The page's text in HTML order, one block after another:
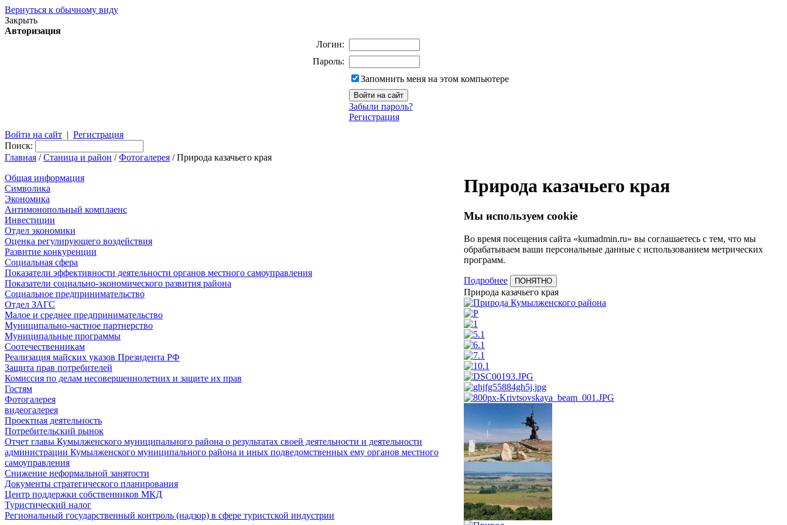
Вернуться к обычному виду
Закрыть
Авторизация
Логин:
Пароль:
Запомнить меня на этом компьютере
Забыли пароль?
Регистрация
Войти на сайт | Регистрация
Поиск:
Главная /Станица и район /Фотогалерея / Природа казачьего края
Общая информация
Символика
Экономика
Антимонопольный комплаенс
Инвестиции
Отдел экономики
Оценка регулирующего воздействия
Развитие конкуренции
Социальная сфера
Показатели эффективности деятельности органов местного самоуправления
Показатели социально-экономического развития района
Социальное предпринимательство
Отдел ЗАГС
Малое и среднее предпринимательство
Муниципально-частное партнерство
Муниципальные программы
Соотечественникам
Реализация майских указов Президента РФ
Защита прав потребителей
Комиссия по делам несовершеннолетних и защите их прав
Гостям
Фотогалерея
видеогалерея
Проектная деятельность
Потребительский рынок
Отчет главы Кумылженского муниципального района о результатах своей деятельности и деятельности
администрации Кумылженского муниципального района и иных подведомственных ему органов местного
самоуправления
Снижение неформальной занятости
Документы стратегического планирования
Центр поддержки собственников МКД
Туристический налог
Региональный государственный контроль (надзор) в сфере туристской индустрии
Природа казачьего края
Мы используем cookie
Во время посещения сайта «kumadmin.ru» вы соглашаетесь с тем, что мы
обрабатываем ваши персональные данные с использованием метрических
программ.
Подробнее ПОНЯТНО
Природа казачьего края